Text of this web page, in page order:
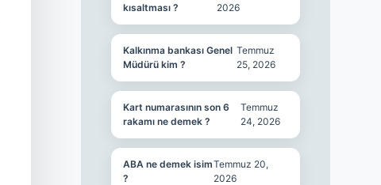
kısaltması ?
2026
Kalkınma bankası Genel
Müdürü kim ?
Temmuz
25, 2026
Kart numarasının son 6
rakamı ne demek ?
Temmuz
24, 2026
ABA ne demek isim
?
Temmuz 20,
2026